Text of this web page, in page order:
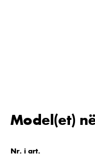
Model(et)
Nr. i art.